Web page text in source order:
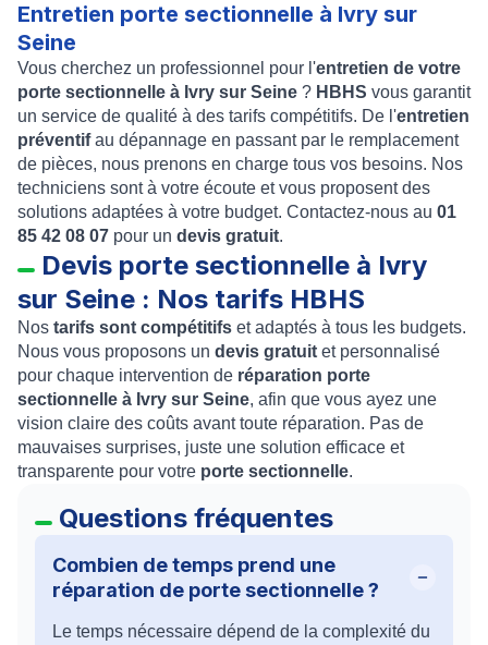
Entretien porte sectionnelle à Ivry sur
Seine
Vous cherchez un professionnel pour l'entretien de votre
porte sectionnelle à Ivry sur Seine ? HBHS vous garantit
un service de qualité à des tarifs compétitifs. De l'entretien
préventifau dépannage en passant par le remplacement
de pièces, nous prenons en charge tous vos besoins. Nos
techniciens sont à votre écoute et vous proposent des
solutions adaptées à votre budget. Contactez-nous au 01
85 42 08 07 pour un devis gratuit.
Devis porte sectionnelle à Ivry
sur Seine : Nos tarifs HBHS
Nos tarifs sont compétitifs et adaptés à tous les budgets.
Nous vous proposons un devis gratuit et personnalisé
pour chaque intervention de réparation porte
sectionnelle à Ivry sur Seine, afin que vous ayez une
vision claire des coûts avant toute réparation. Pas de
mauvaises surprises, juste une solution efficace et
transparente pour votre porte sectionnelle.
Questions fréquentes
Combien de temps prend une
réparation de porte sectionnelle ?
Le temps nécessaire dépend de la complexité du